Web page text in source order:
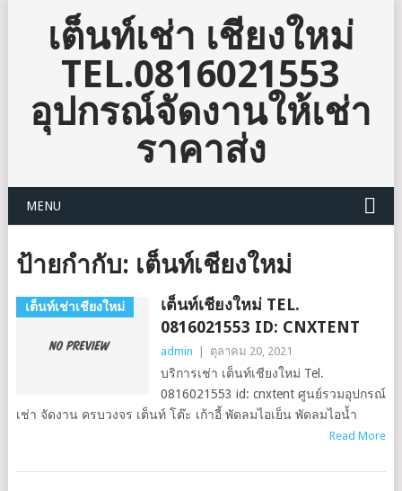
เต็นท์เช่า เชียงใหม่
TEL.0816021553
อุปกรณ์จัดงานให้เช่า
ราคาส่ง
MENU
ป้ายกำกับ: เต็นท์เชียงใหม่
เต็นท์เช่าเชียงใหม่
เต็นท์เชียงใหม่ TEL.
0816021553 ID: CNXTENT
admin ตุลาคม 20, 2021
บริการเช่า เต็นท์เชียงใหม่ Tel.
0816021553 id: cnxtent ศูนย์รวมอุปกรณ์
เช่า จัดงาน ครบวงจร เต็นท์ โต๊ะ เก้าอี้ พัดลมไอเย็น พัดลมไอน้ำ
Read More